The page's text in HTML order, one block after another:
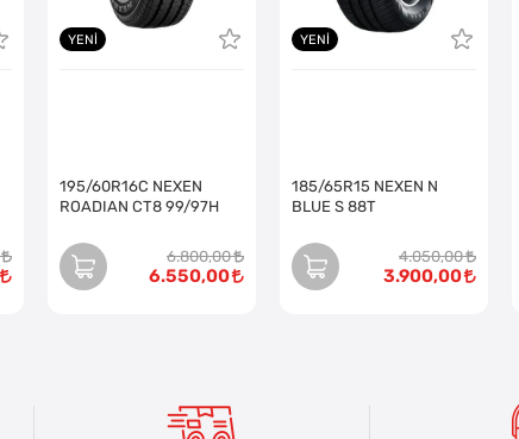
YENI
195/60R16C NEXEN
ROADIAN CT8 99/97H
6.800,00
6.550,00
YENI
185/65R15 NEXEN N
BLUE S 88T
4.050,00
3.900,00